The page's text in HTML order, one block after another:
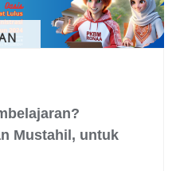
Mustahil, untuk